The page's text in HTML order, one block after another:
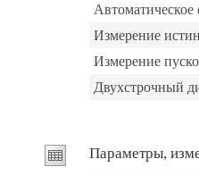
Автоматическое
Измерение
Измерение
Двухстрочный
Параметры,